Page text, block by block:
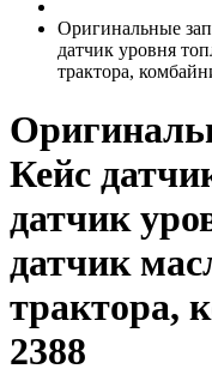
Оригинальные
датчик уровня
трактора,
Кейс
датчик
датчик
трактора,
2388